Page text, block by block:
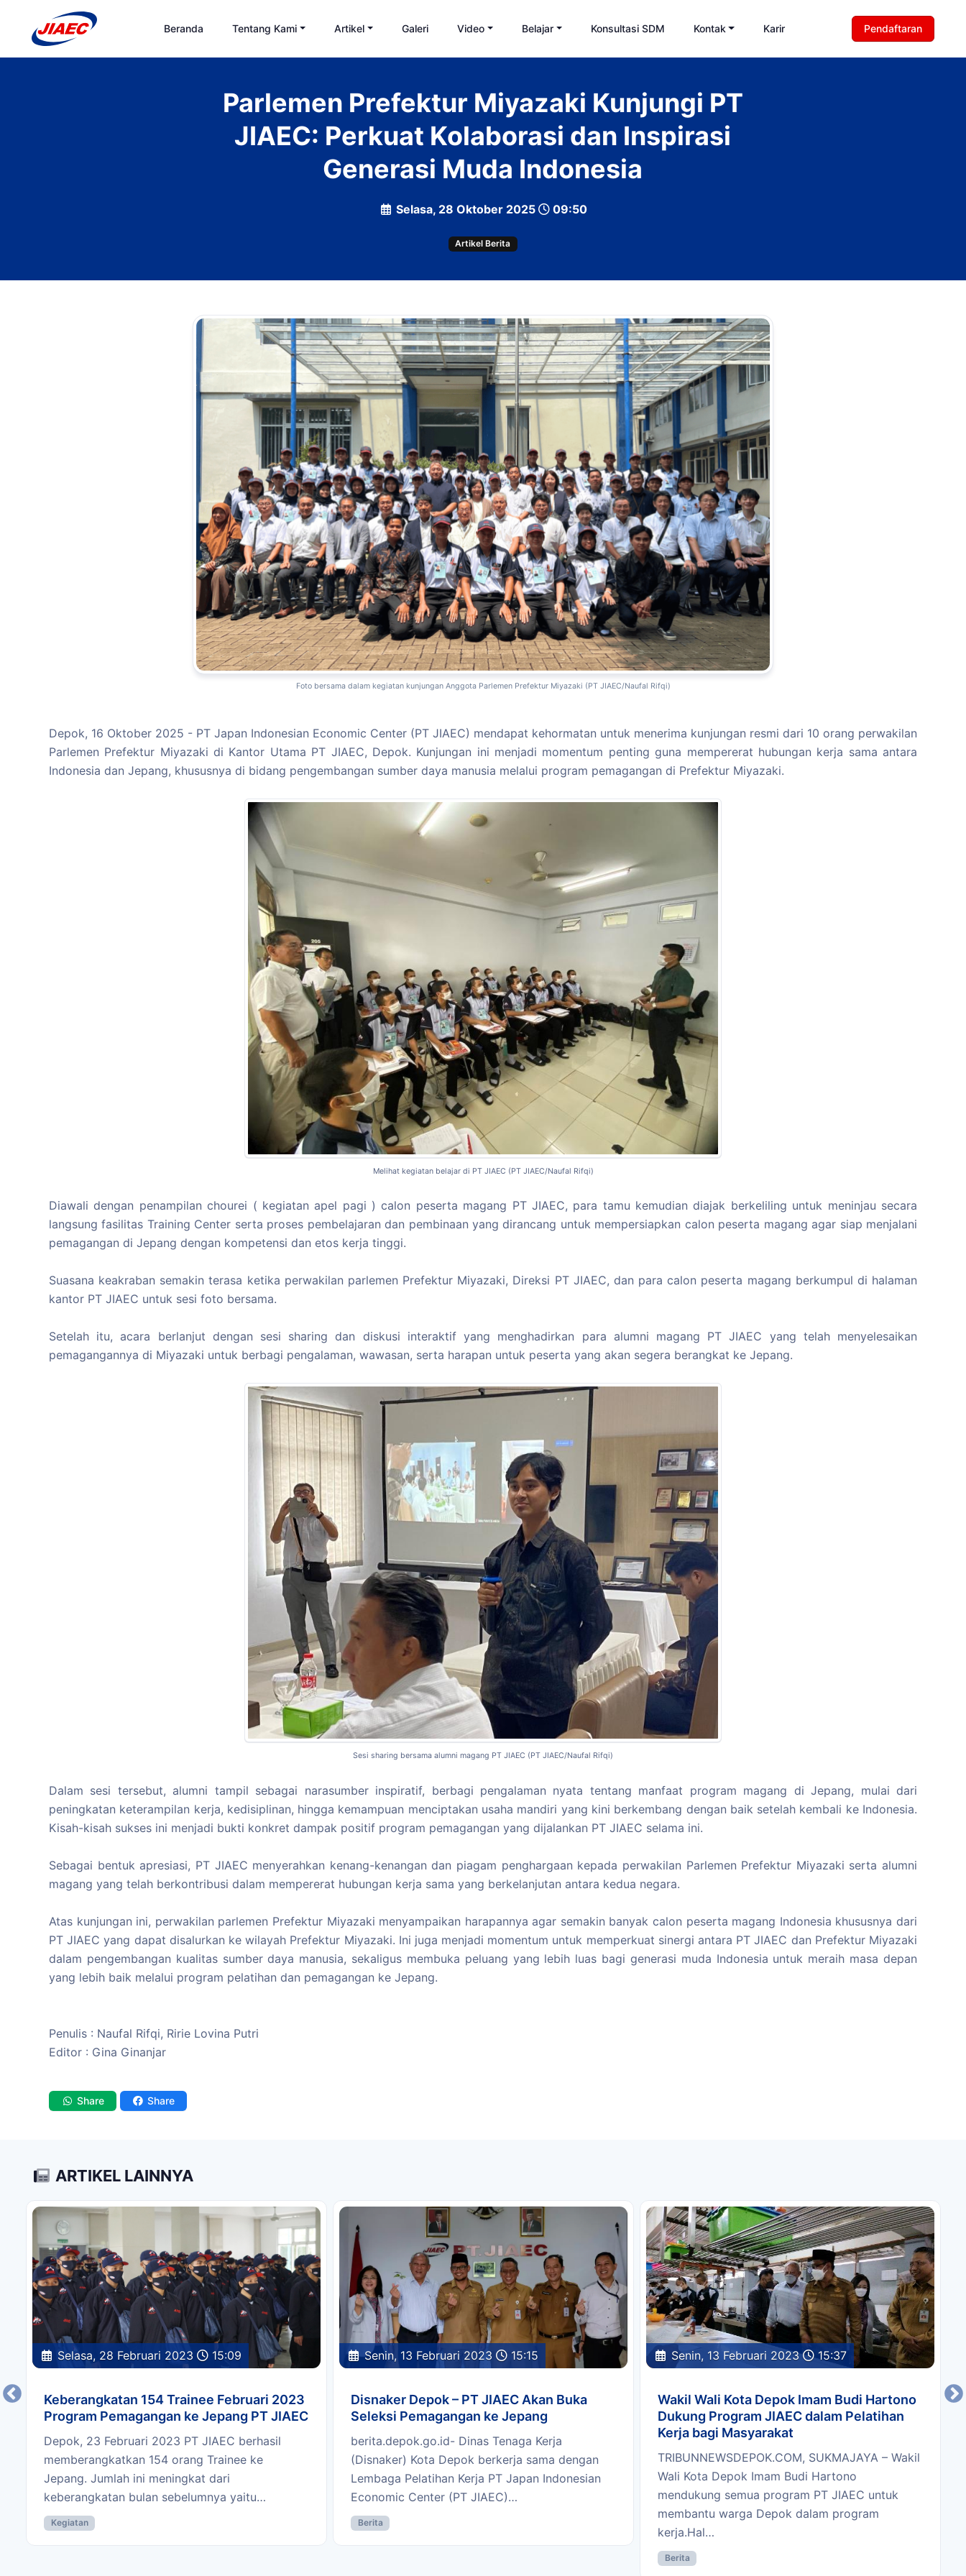
Beranda Tentang Kami Artikel Galeri Video Belajar Konsultasi SDM Kontak Karir Pendaftaran
Parlemen Prefektur Miyazaki Kunjungi PT
JIAEC: Perkuat Kolaborasi dan Inspirasi
Generasi Muda Indonesia
Selasa, 28 Oktober 2025 09:50
Artikel Berita
Foto bersama dalam kegiatan kunjungan Anggota Parlemen Prefektur Miyazaki (PT JIAEC/Naufal Rifqi)
Depok, 16 Oktober 2025 - PT Japan Indonesian Economic Center (PT JIAEC) mendapat kehormatan untuk menerima kunjungan resmi dari 10 orang perwakilan
Parlemen Prefektur Miyazaki di Kantor Utama PT JIAEC, Depok. Kunjungan ini menjadi momentum penting guna mempererat hubungan kerja sama antara
Indonesia dan Jepang, khususnya di bidang pengembangan sumber daya manusia melalui program pemagangan di Prefektur Miyazaki.
Melihat kegiatan belajar di PT JIAEC (PT JIAEC/Naufal Rifqi)
Diawali dengan penampilan chourei ( kegiatan apel pagi ) calon peserta magang PT JIAEC, para tamu kemudian diajak berkeliling untuk meninjau secara
langsung fasilitas Training Center serta proses pembelajaran dan pembinaan yang dirancang untuk mempersiapkan calon peserta magang agar siap menjalani
pemagangan di Jepang dengan kompetensi dan etos kerja tinggi.
Suasana keakraban semakin terasa ketika perwakilan parlemen Prefektur Miyazaki, Direksi PT JIAEC, dan para calon peserta magang berkumpul di halaman
kantor PT JIAEC untuk sesi foto bersama.
Setelah itu, acara berlanjut dengan sesi sharing dan diskusi interaktif yang menghadirkan para alumni magang PT JIAEC yang telah menyelesaikan
pemagangannya di Miyazaki untuk berbagi pengalaman, wawasan, serta harapan untuk peserta yang akan segera berangkat ke Jepang.
Sesi sharing bersama alumni magang PT JIAEC (PT JIAEC/Naufal Rifqi)
Dalam sesi tersebut, alumni tampil sebagai narasumber inspiratif, berbagi pengalaman nyata tentang manfaat program magang di Jepang, mulai dari
peningkatan keterampilan kerja, kedisiplinan, hingga kemampuan menciptakan usaha mandiri yang kini berkembang dengan baik setelah kembali ke Indonesia.
Kisah-kisah sukses ini menjadi bukti konkret dampak positif program pemagangan yang dijalankan PT JIAEC selama ini.
Sebagai bentuk apresiasi, PT JIAEC menyerahkan kenang-kenangan dan piagam penghargaan kepada perwakilan Parlemen Prefektur Miyazaki serta alumni
magang yang telah berkontribusi dalam mempererat hubungan kerja sama yang berkelanjutan antara kedua negara.
Atas kunjungan ini, perwakilan parlemen Prefektur Miyazaki menyampaikan harapannya agar semakin banyak calon peserta magang Indonesia khususnya dari
PT JIAEC yang dapat disalurkan ke wilayah Prefektur Miyazaki. Ini juga menjadi momentum untuk memperkuat sinergi antara PT JIAEC dan Prefektur Miyazaki
dalam pengembangan kualitas sumber daya manusia, sekaligus membuka peluang yang lebih luas bagi generasi muda Indonesia untuk meraih masa depan
yang lebih baik melalui program pelatihan dan pemagangan ke Jepang.
Penulis : Naufal Rifqi, Ririe Lovina Putri
Editor : Gina Ginanjar
Share Share
ARTIKEL LAINNYA
Selasa, 28 Februari 2023 15:09
Keberangkatan 154 Trainee Februari 2023
Program Pemagangan ke Jepang PT JIAEC
Depok, 23 Februari 2023 PT JIAEC berhasil
memberangkatkan 154 orang Trainee ke
Jepang. Jumlah ini meningkat dari
keberangkatan bulan sebelumnya yaitu…
Kegiatan
Senin, 13 Februari 2023 15:15
Disnaker Depok – PT JIAEC Akan Buka
Seleksi Pemagangan ke Jepang
berita.depok.go.id- Dinas Tenaga Kerja
(Disnaker) Kota Depok berkerja sama dengan
Lembaga Pelatihan Kerja PT Japan Indonesian
Economic Center (PT JIAEC)…
Berita
Senin, 13 Februari 2023 15:37
Wakil Wali Kota Depok Imam Budi Hartono
Dukung Program JIAEC dalam Pelatihan
Kerja bagi Masyarakat
TRIBUNNEWSDEPOK.COM, SUKMAJAYA – Wakil
Wali Kota Depok Imam Budi Hartono
mendukung semua program PT JIAEC untuk
membantu warga Depok dalam program
kerja.Hal…
Berita